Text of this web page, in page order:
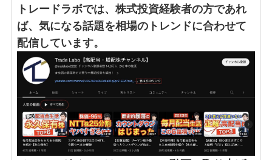
トレードラボでは、株式投資経験者の方であれ
ば、気になる話題を相場のトレンドに合わせて
配信しています。